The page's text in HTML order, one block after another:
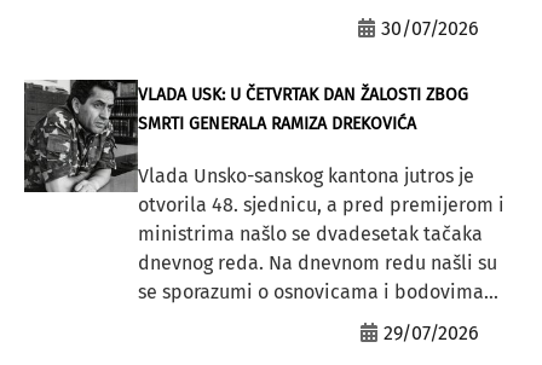
30/07/2026
VLADA USK: U ČETVRTAK DAN ŽALOSTI ZBOG
SMRTI GENERALA RAMIZA DREKOVIĆA
Vlada Unsko-sanskog kantona jutros je
otvorila 48. sjednicu, a pred premijerom i
ministrima našlo se dvadesetak tačaka
dnevnog reda. Na dnevnom redu našli su
se sporazumi o osnovicama i bodovima...
29/07/2026